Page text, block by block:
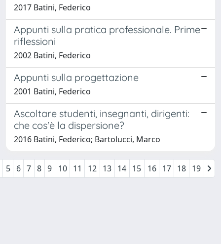
2017 Batini, Federico
Appunti sulla pratica professionale. Prime
riflessioni
2002 Batini, Federico
Appunti sulla progettazione
2001 Batini, Federico
Ascoltare studenti, insegnanti, dirigenti:
che cos'è la dispersione?
2016 Batini, Federico; Bartolucci, Marco
5 6 7 8 9 10 11 12 13 14 15 16 17 18 19